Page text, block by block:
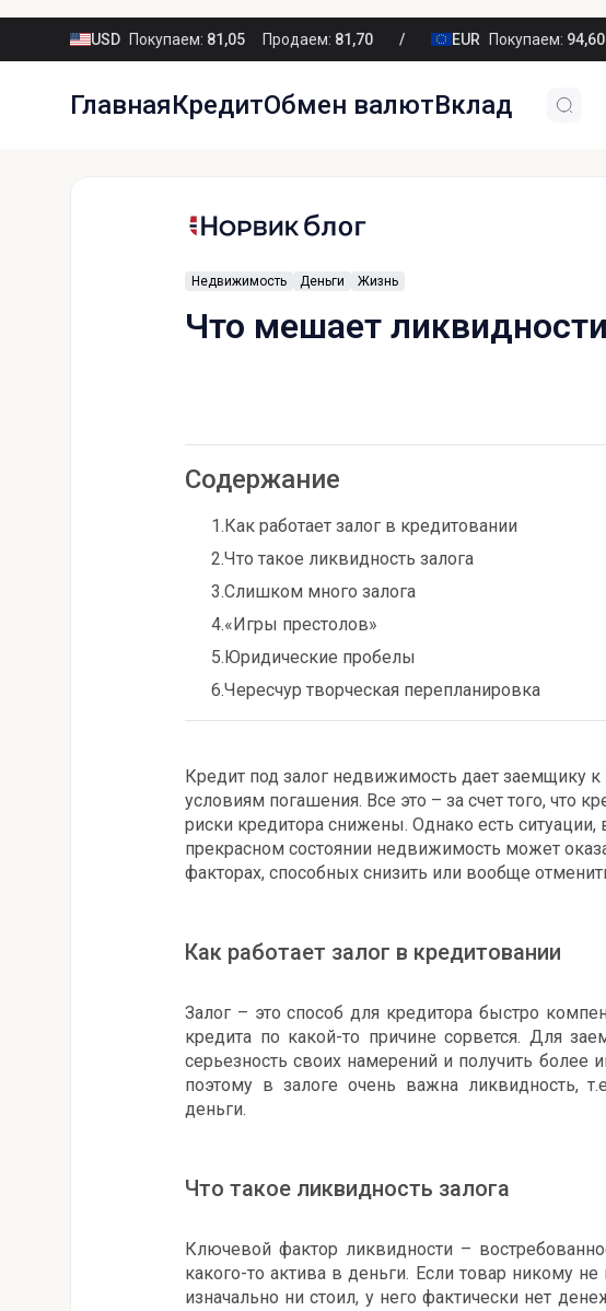
USD Покупаем: 81,05 Продаем: 81,70 EUR Покупаем: 94,60
ГлавнаяКредитОбмен валютВклад
Недвижимость Деньги Жизнь
Что мешает
Содержание
1.Как работает залог в кредитовании
2.Что такое ликвидность залога
3.Слишком много залога
4.«Игры престолов»
5.Юридические пробелы
6.Чересчур творческая перепланировка
Кредит под залог недвижимость дает заемщику
условиям погашения. Все это – за счет того, что
риски кредитора снижены. Однако есть
прекрасном состоянии недвижимость может
факторах, способных снизить или вообще
Как работает залог в кредитовании
Залог – это способ для кредитора быстро
кредита по какой-то причине сорвется. Для
серьезность своих намерений и получить более
поэтому в залоге очень важна ликвидность,
деньги.
Что такое ликвидность залога
Ключевой фактор ликвидности –
какого-то актива в деньги. Если товар никому
изначально ни стоил, у него фактически нет